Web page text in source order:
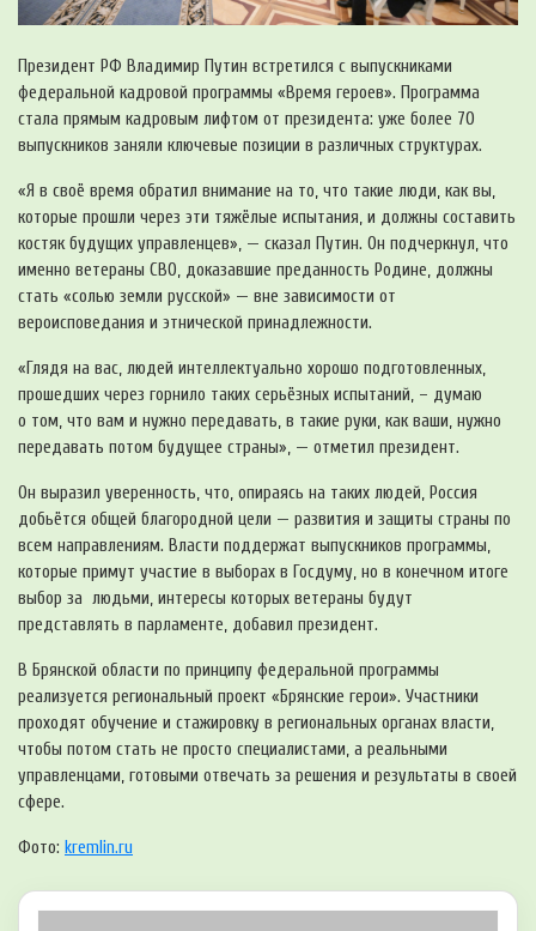
Президент РФ Владимир Путин встретился с выпускниками
федеральной кадровой программы «Время героев». Программа
стала прямым кадровым лифтом от президента: уже более 70
выпускников заняли ключевые позиции в различных структурах.
«Я в своё время обратил внимание на то, что такие люди, как вы,
которые прошли через эти тяжёлые испытания, и должны составить
костяк будущих управленцев», — сказал Путин. Он подчеркнул, что
именно ветераны СВО, доказавшие преданность Родине, должны
стать «солью земли русской» — вне зависимости от
вероисповедания и этнической принадлежности.
«Глядя на вас, людей интеллектуально хорошо подготовленных,
прошедших через горнило таких серьёзных испытаний, – думаю
о том, что вам и нужно передавать, в такие руки, как ваши, нужно
передавать потом будущее страны», — отметил президент.
Он выразил уверенность, что, опираясь на таких людей, Россия
добьётся общей благородной цели — развития и защиты страны по
всем направлениям. Власти поддержат выпускников программы,
которые примут участие в выборах в Госдуму, но в конечном итоге
выбор за людьми, интересы которых ветераны будут
представлять в парламенте, добавил президент.
В Брянской области по принципу федеральной программы
реализуется региональный проект «Брянские герои». Участники
проходят обучение и стажировку в региональных органах власти,
чтобы потом стать не просто специалистами, а реальными
управленцами, готовыми отвечать за решения и результаты в своей
сфере.
Фото: kremlin.ru